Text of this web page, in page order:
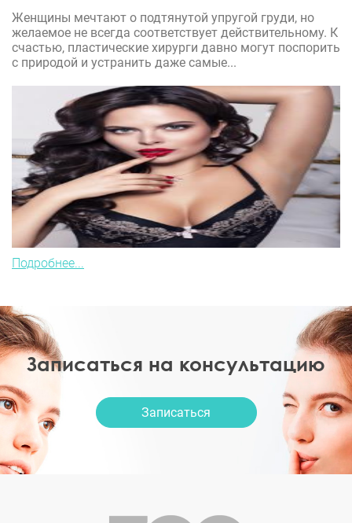
Женщины мечтают о подтянутой упругой груди, но
желаемое не всегда соответствует действительному. К
счастью, пластические хирурги давно могут поспорить
с природой и устранить даже самые...
Подробнее...
Записаться на консультацию
Записаться